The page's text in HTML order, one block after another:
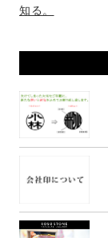
o
v
g
a
o
n
知る。